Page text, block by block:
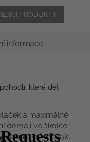
PRODUKTY
informace
které děti
a maximálně
doma i ve školce.
jsou navržené tak,